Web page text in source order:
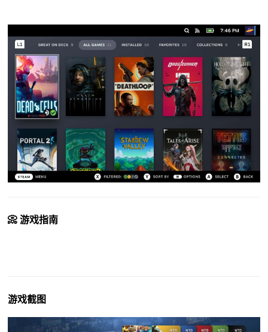
📀 游戏指南
游戏截图